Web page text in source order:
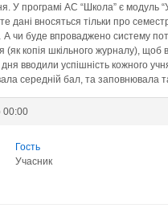
У програмі АС “Школа” є модуль
дані вносяться тільки про
чи буде впроваджено систему
(як копія шкільного журналу), щоб
дня вводили успішність кожного
середній бал, та заповнювала
00:00
Гость
Учасник